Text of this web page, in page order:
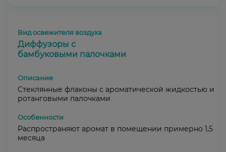
Диффузоры с
бамбуковыми палочками
Стеклянные флаконы с ароматической жидкостью и
ротанговыми палочками
Распространяют аромат в помещении примерно 1,5
месяца